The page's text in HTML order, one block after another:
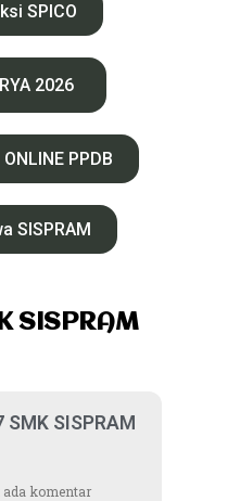
SPICO
2026
ONLINE PPDB
SISPRAM
SISPRAM
SISPRAM
komentar